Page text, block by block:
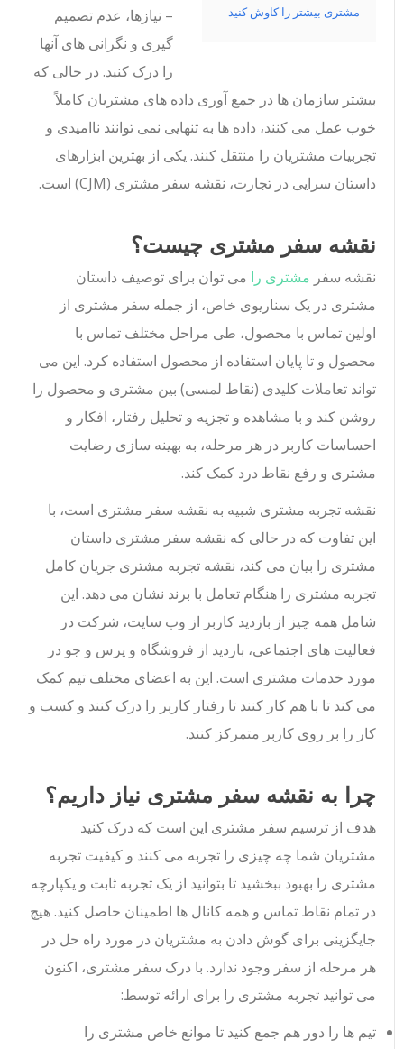
مشتری بیشتر را کاوش کنید
– نیازها، عدم تصمیم
گیری و نگرانی های آنها
را درک کنید. در حالی که
بیشتر سازمان ها در جمع آوری داده های مشتریان کاملاً
خوب عمل می کنند، داده ها به تنهایی نمی توانند ناامیدی و
تجربیات مشتریان را منتقل کنند. یکی از بهترین ابزارهای
داستان سرایی در تجارت، نقشه سفر مشتری (CJM) است.
نقشه سفر مشتری چیست؟
نقشه سفرمشتری را می توان برای توصیف داستان
مشتری در یک سناریوی خاص، از جمله سفر مشتری از
اولین تماس با محصول، طی مراحل مختلف تماس با
محصول و تا پایان استفاده از محصول استفاده کرد. این می
تواند تعاملات کلیدی (نقاط لمسی) بین مشتری و محصول را
روشن کند و با مشاهده و تجزیه و تحلیل رفتار، افکار و
احساسات کاربر در هر مرحله، به بهینه سازی رضایت
مشتری و رفع نقاط درد کمک کند.
نقشه تجربه مشتری شبیه به نقشه سفر مشتری است، با
این تفاوت که در حالی که نقشه سفر مشتری داستان
مشتری را بیان می کند، نقشه تجربه مشتری جریان کامل
تجربه مشتری را هنگام تعامل با برند نشان می دهد. این
شامل همه چیز از بازدید کاربر از وب سایت، شرکت در
فعالیت های اجتماعی، بازدید از فروشگاه و پرس و جو در
مورد خدمات مشتری است. این به اعضای مختلف تیم کمک
می کند تا با هم کار کنند تا رفتار کاربر را درک کنند و کسب و
کار را بر روی کاربر متمرکز کنند.
چرا به نقشه سفر مشتری نیاز داریم؟
هدف از ترسیم سفر مشتری این است که درک کنید
مشتریان شما چه چیزی را تجربه می کنند و کیفیت تجربه
مشتری را بهبود ببخشید تا بتوانید از یک تجربه ثابت و یکپارچه
در تمام نقاط تماس و همه کانال ها اطمینان حاصل کنید. هیچ
جایگزینی برای گوش دادن به مشتریان در مورد راه حل در
هر مرحله از سفر وجود ندارد. با درک سفر مشتری، اکنون
می توانید تجربه مشتری را برای ارائه توسط:
تیم ها را دور هم جمع کنید تا موانع خاص مشتری را